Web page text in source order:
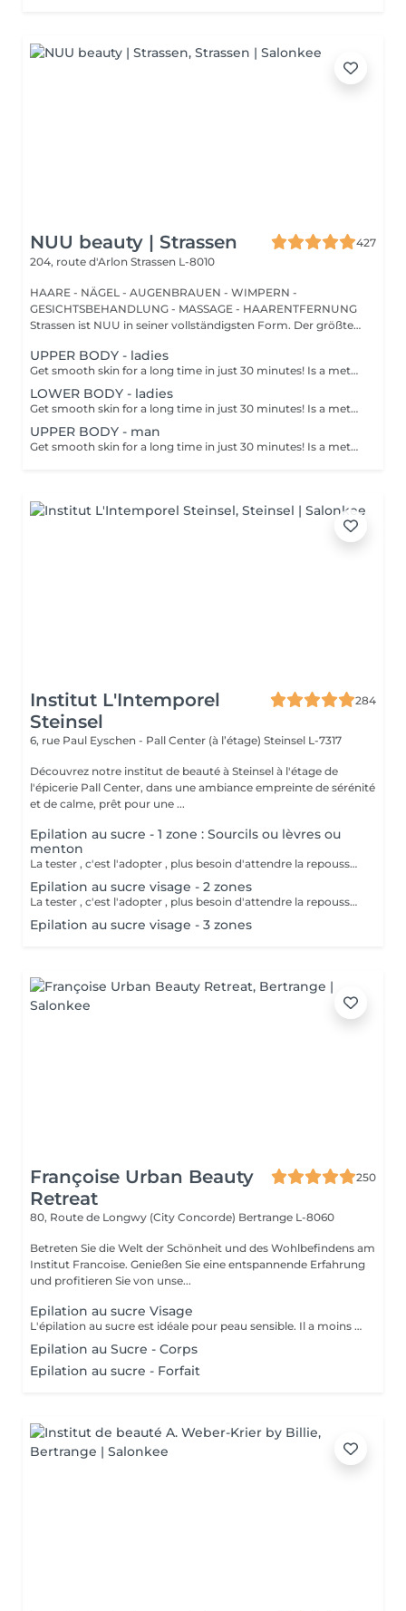
NUU beauty | Strassen
427
204, route d'Arlon Strassen L-8010
HAARE - NÄGEL - AUGENBRAUEN - WIMPERN -
GESICHTSBEHANDLUNG - MASSAGE - HAARENTFERNUNG
Strassen ist NUU in seiner vollständigsten Form. Der größte
UPPER BODY - ladies
Get smooth skin for a long time in just 30 minutes! Is a method of hair removal when your hair is pulled out with warm wax with the hair follicle. How is wax epilation done? - preparation is performed - wax is applied - depilation is performed - wax residue is removed Age restrictions: recommended to do from 14 years. Post procedure recommendations: do not take hot bath, do not visit sauna, do not swim in the pool for 12 hours after the procedure - it can cause irritation. Frequency: once in 4 weeks.
LOWER BODY - ladies
Get smooth skin for a long time in just 30 minutes! Is a method of hair removal when your hair is pulled out with warm wax with the hair follicle. How is wax epilation done? - preparation is performed - wax is applied - depilation is performed - wax residue is removed Age restrictions: recommended to do from 14 years. Post procedure recommendations: do not take hot bath, do not visit sauna, do not swim in the pool for 12 hours after the procedure - it can cause irritation. Frequency: once in 4 weeks.
UPPER BODY - man
Get smooth skin for a long time in just 30 minutes! Is a method of hair removal when your hair is pulled out with warm wax with the hair follicle. How is wax epilation done? - preparation is performed - wax is applied - depilation is performed - wax residue is removed Age restrictions: recommended to do from 14 years. Post procedure recommendations: do not take hot bath, do not visit sauna, do not swim in the pool for 12 hours after the procedure - it can cause irritation. Frequency: once in 4 weeks.
Institut L'Intemporel
Steinsel
284
6, rue Paul Eyschen - Pall Center (à l’étage) Steinsel L-7317
Découvrez notre institut de beauté à Steinsel à l'étage de
l'épicerie Pall Center, dans une ambiance empreinte de sérénité
et de calme, prêt pour une ...
Epilation au sucre - 1 zone : Sourcils ou lèvres ou
menton
La tester , c'est l'adopter , plus besoin d'attendre la repousse , soin exfoliant en même temps , moins douloureux , plus efficace sur le long terme.
Epilation au sucre visage - 2 zones
La tester , c'est l'adopter , plus besoin d'attendre la repousse , soin exfoliant en même temps , moins douloureux , plus efficace sur le long terme.
Epilation au sucre visage - 3 zones
Françoise Urban Beauty
Retreat
250
80, Route de Longwy (City Concorde) Bertrange L-8060
Betreten Sie die Welt der Schönheit und des Wohlbefindens am
Institut Francoise. Genießen Sie eine entspannende Erfahrung
und profitieren Sie von unse...
Epilation au sucre Visage
L'épilation au sucre est idéale pour peau sensible. Il a moins de rougeur après l'épilation. En appliquant le sucre, cela fait un gommage en même temps donc provoque moins de poils incarnés. Le sucre permet d'avoir un excellent résultat.
Epilation au Sucre - Corps
Epilation au sucre - Forfait